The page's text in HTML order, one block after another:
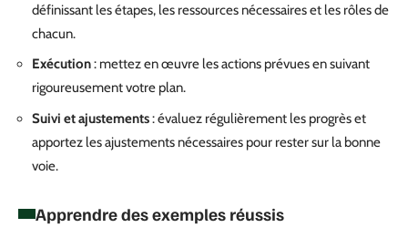
définissant les étapes, les ressources nécessaires et les rôles de
chacun.
Exécution: mettez en œuvre les actions prévues en suivant
rigoureusement votre plan.
Suivi et ajustements: évaluez régulièrement les progrès et
apportez les ajustements nécessaires pour rester sur la bonne
voie.
Apprendre des exemples réussis